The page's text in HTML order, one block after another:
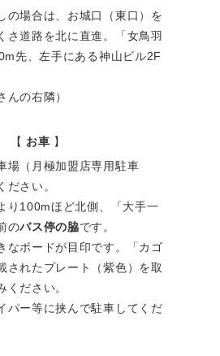
の場合は、お城口（東口）を
さ道路を北に直進。「女鳥羽
先、左手にある神山ビル2F
んの右隣）
【 お車 】
場（月極加盟店専用駐車
ださい。
り100mほど北側、「大手一
のバス停の脇です。
なボードが目印です。「カゴ
されたプレート（紫色）を取
ください。
パー等に挟んで駐車してくだ